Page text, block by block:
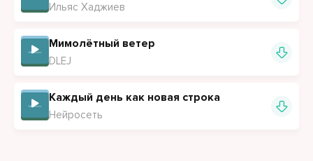
Ильяс Хаджиев
Мимолётный ветер
DLEJ
Каждый день как новая строка
Нейросеть